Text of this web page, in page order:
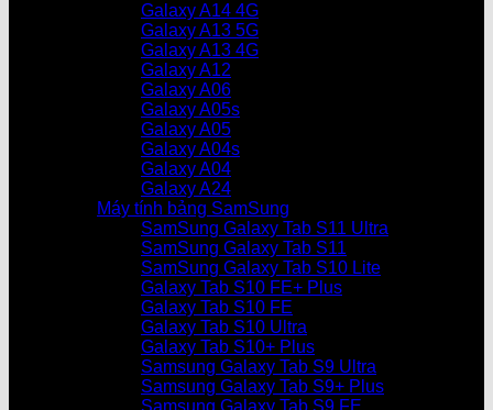
Galaxy A14 4G
Galaxy A13 5G
Galaxy A13 4G
Galaxy A12
Galaxy A06
Galaxy A05s
Galaxy A05
Galaxy A04s
Galaxy A04
Galaxy A24
Máy tính bảng SamSung
SamSung Galaxy Tab S11 Ultra
SamSung Galaxy Tab S11
SamSung Galaxy Tab S10 Lite
Galaxy Tab S10 FE+ Plus
Galaxy Tab S10 FE
Galaxy Tab S10 Ultra
Galaxy Tab S10+ Plus
Samsung Galaxy Tab S9 Ultra
Samsung Galaxy Tab S9+ Plus
Samsung Galaxy Tab S9 FE